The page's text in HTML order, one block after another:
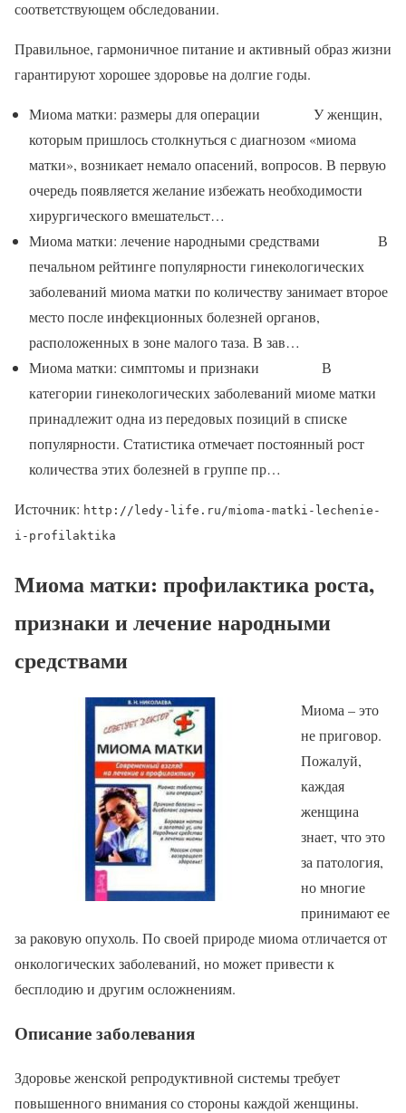
соответствующем обследовании.
Правильное, гармоничное питание и активный образ жизни
гарантируют хорошее здоровье на долгие годы.
Миома матки: размеры для операции У женщин,
которым пришлось столкнуться с диагнозом «миома
матки», возникает немало опасений, вопросов. В первую
очередь появляется желание избежать необходимости
хирургического вмешательст…
Миома матки: лечение народными средствами В
печальном рейтинге популярности гинекологических
заболеваний миома матки по количеству занимает второе
место после инфекционных болезней органов,
расположенных в зоне малого таза. В зав…
Миома матки: симптомы и признаки В
категории гинекологических заболеваний миоме матки
принадлежит одна из передовых позиций в списке
популярности. Статистика отмечает постоянный рост
количества этих болезней в группе пр…
Источник: http://ledy-life.ru/mioma-matki-lechenie-
i-profilaktika
Миома матки: профилактика роста,
признаки и лечение народными
средствами
Миома – это
не приговор.
Пожалуй,
каждая
женщина
знает, что это
за патология,
но многие
принимают ее
за раковую опухоль. По своей природе миома отличается от
онкологических заболеваний, но может привести к
бесплодию и другим осложнениям.
Описание заболевания
Здоровье женской репродуктивной системы требует
повышенного внимания со стороны каждой женщины.